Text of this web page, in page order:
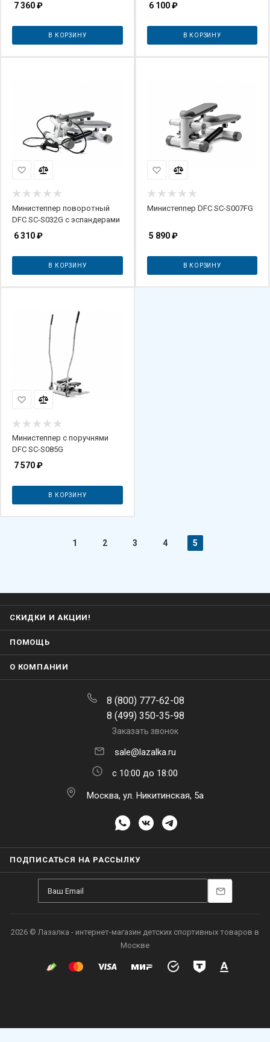
7 360₽
В КОРЗИНУ
6 100₽
В КОРЗИНУ
Министеппер поворотный
DFC SC-S032G с эспандерами
6 310₽
В КОРЗИНУ
Министеппер DFC SC-S007FG
5 890₽
В КОРЗИНУ
Министеппер с поручнями
DFC SC-S085G
7 570₽
В КОРЗИНУ
1 2 3 4 5
СКИДКИ И АКЦИИ!
ПОМОЩЬ
О КОМПАНИИ
8 (800) 777-62-08
8 (499) 350-35-98
Заказать звонок
sale@lazalka.ru
с 10:00 до 18:00
Москва, ул. Никитинская, 5а
ПОДПИСАТЬСЯ НА РАССЫЛКУ
2026 © Лазалка - интернет-магазин детских спортивных товаров в
Москве